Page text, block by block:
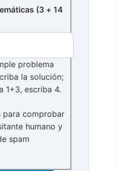
(3 + 14
problema
la solución;
1+3, escriba 4.
para comprobar
humano y
spam